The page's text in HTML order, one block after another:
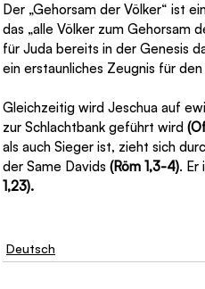
Der „Gehorsam der Völker“ ist
das „alle Völker zum Gehorsam
für Juda bereits in der Genesis
ein erstaunliches Zeugnis für
Gleichzeitig wird Jeschua auf
zur Schlachtbank geführt wird
als auch Sieger ist, zieht sich
der Same Davids (Röm 1,3-4). Er
1,23).
Deutsch